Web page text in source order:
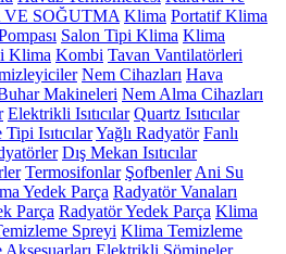
SOĞUTMA Klima Portatif Klima
Salon Tipi Klima Klima
Klima Kombi Tavan Vantilatörleri
Nem Cihazları Hava
Makineleri Nem Alma Cihazları
Elektrikli Isıtıcılar Quartz Isıtıcılar
IsıtıcılarYağlı Radyatör Fanlı
Dış Mekan Isıtıcılar
Termosifonlar Şofbenler Ani Su
Yedek Parça Radyatör Vanaları
Parça Radyatör Yedek Parça Klima
Spreyi Klima Temizleme
Aksesuarları Elektrikli Şömineler